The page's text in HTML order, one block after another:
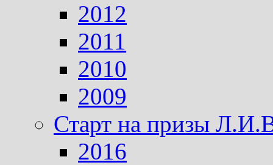
2012
2011
2010
2009
Старт на призы
2016